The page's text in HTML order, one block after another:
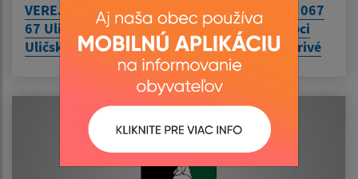
VEREJNÁ VYHLÁŠKA Vec Obec Uličské Krivé, 067
67 Uličské Krivé 45 – Kanalizácia a ČOV v obci
Uličské Krivé - líniová stavba, k.ú. Uličské Krivé